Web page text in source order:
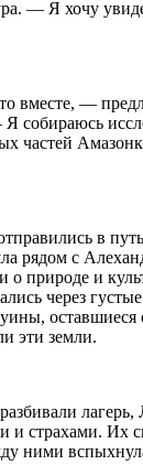
— Я хочу
вместе, —
собираюсь
частей
в
рядом с
о природе и
через
оставшиеся
эти земли.
и страхами. Их
ними